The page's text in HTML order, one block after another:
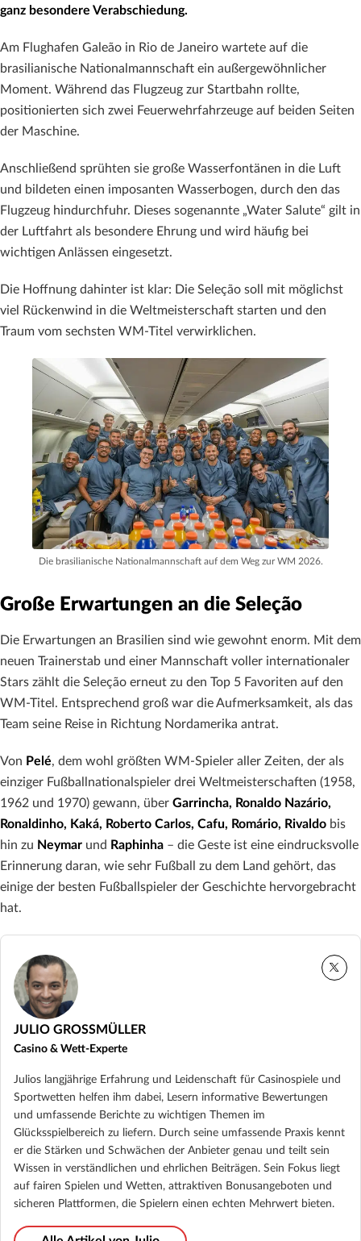
ganz besondere Verabschiedung.
Am Flughafen Galeão in Rio de Janeiro wartete auf die
brasilianische Nationalmannschaft ein außergewöhnlicher
Moment. Während das Flugzeug zur Startbahn rollte,
positionierten sich zwei Feuerwehrfahrzeuge auf beiden Seiten
der Maschine.
Anschließend sprühten sie große Wasserfontänen in die Luft
und bildeten einen imposanten Wasserbogen, durch den das
Flugzeug hindurchfuhr. Dieses sogenannte „Water Salute“ gilt in
der Luftfahrt als besondere Ehrung und wird häufig bei
wichtigen Anlässen eingesetzt.
Die Hoffnung dahinter ist klar: Die Seleção soll mit möglichst
viel Rückenwind in die Weltmeisterschaft starten und den
Traum vom sechsten WM-Titel verwirklichen.
Die brasilianische Nationalmannschaft auf dem Weg zur WM 2026.
Große Erwartungen an die Seleção
Die Erwartungen an Brasilien sind wie gewohnt enorm. Mit dem
neuen Trainerstab und einer Mannschaft voller internationaler
Stars zählt die Seleção erneut zu den Top 5 Favoriten auf den
WM-Titel. Entsprechend groß war die Aufmerksamkeit, als das
Team seine Reise in Richtung Nordamerika antrat.
Von Pelé, dem wohl größten WM-Spieler aller Zeiten, der als
einziger Fußballnationalspieler drei Weltmeisterschaften (1958,
1962 und 1970) gewann, über Garrincha, Ronaldo Nazário,
Ronaldinho, Kaká, Roberto Carlos, Cafu, Romário, Rivaldo bis
hin zu Neymar und Raphinha – die Geste ist eine eindrucksvolle
Erinnerung daran, wie sehr Fußball zu dem Land gehört, das
einige der besten Fußballspieler der Geschichte hervorgebracht
hat.
JULIO GROSSMÜLLER
Casino & Wett-Experte
Julios langjährige Erfahrung und Leidenschaft für Casinospiele und
Sportwetten helfen ihm dabei, Lesern informative Bewertungen
und umfassende Berichte zu wichtigen Themen im
Glücksspielbereich zu liefern. Durch seine umfassende Praxis kennt
er die Stärken und Schwächen der Anbieter genau und teilt sein
Wissen in verständlichen und ehrlichen Beiträgen. Sein Fokus liegt
auf fairen Spielen und Wetten, attraktiven Bonusangeboten und
sicheren Plattformen, die Spielern einen echten Mehrwert bieten.